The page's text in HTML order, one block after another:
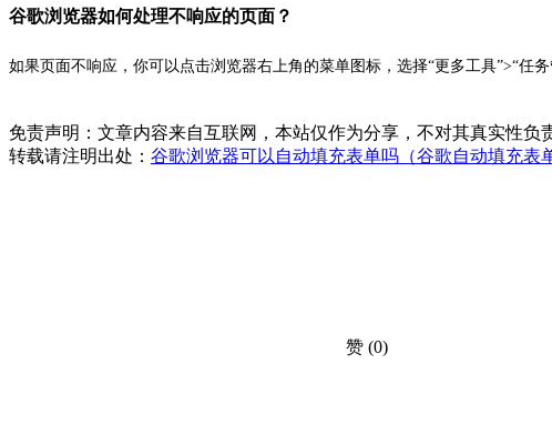
谷歌浏览器如何处理不响应的页面？
如果页面不响应，你可以点击浏览器右上角的菜单图标，选择“更多工具”>“任
免责声明：文章内容来自互联网，本站仅作为分享，不对其真实性负
转载请注明出处： 谷歌浏览器可以自动填充表单吗（谷歌自动填充表
赞 (0)